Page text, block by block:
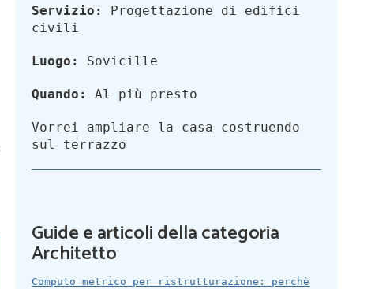
Servizio:
Progettazione di edifici
civili
Luogo: Sovicille
Quando: Al più presto
Vorrei ampliare la casa costruendo
sul terrazzo
Guide e articoli della categoria
Architetto
Computo metrico per ristrutturazione: perchè